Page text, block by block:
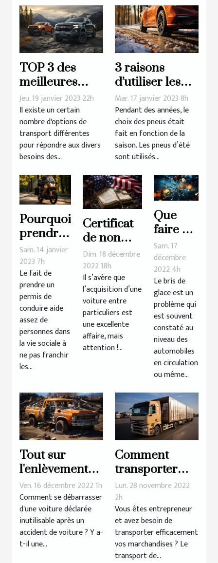
TOP 3 des
meilleures
marques de
pick-up
Jeu. 19 janvier 2023 22h
Il existe un certain
nombre d'options de
transport différentes
pour répondre aux divers
besoins des...
3 raisons
d’utiliser les
pneus 4
saisons pour
son véhicule ?
Mar. 17 janvier 2023 8h
Pendant des années, le
choix des pneus était
fait en fonction de la
saison. Les pneus d’été
sont utilisés...
Pourquoi
prendre
un
permis
moto ?
Sam. 14 janvier
2023 7h
Le fait de
prendre un
permis de
conduire aide
assez de
personnes dans
la vie sociale à
ne pas franchir
les...
Certificat
de non
gage : de
quoi s’agit-
il
réellement
?
Dim. 18 décembre
2022 18h
Il s’avère que
l’acquisition d’une
voiture entre
particuliers est
une excellente
affaire, mais
attention !...
Que
faire en
cas de
bris de
glace ?
Sam. 17
décembre
2022 4h
Le bris de
glace est un
problème qui
est souvent
constaté au
niveau des
automobiles
en circulation
ou même...
Tout sur
l'enlèvement
des épaves
Ven. 16 décembre 2022 1h
Comment se débarrasser
d'une voiture déclarée
inutilisable après un
accident de voiture ? Y a-
t-il une...
Comment
transporter
efficacement
les
marchandises
?
Lun. 28 novembre 2022
2h
Vous êtes entrepreneur
et avez besoin de
transporter efficacement
vos marchandises ? Le
transport de...